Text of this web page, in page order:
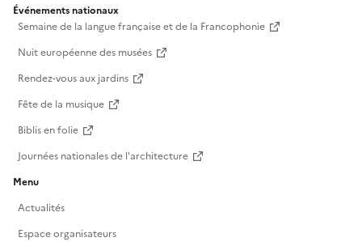
Événements nationaux
Semaine de la langue française et de la Francophonie
Nuit européenne des musées
Rendez-vous aux jardins
Fête de la musique
Biblis en folie
Journées nationales de l'architecture
Menu
Actualités
Espace organisateurs